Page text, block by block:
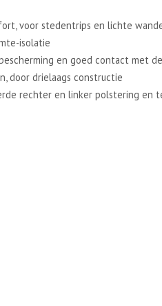
voor stedentrips en lichte
isolatie
en goed contact met
door drielaags constructie
rechter en linker polstering en